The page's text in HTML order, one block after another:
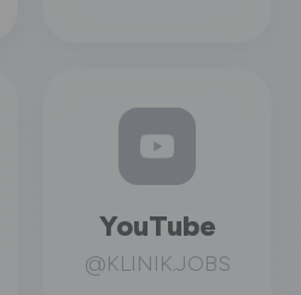
YouTube
@KLINIK.JOBS